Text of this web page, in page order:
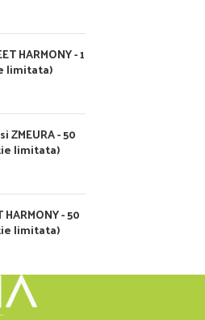
HARMONY - 1
limitata)
ZMEURA - 50
limitata)
- 50
limitata)